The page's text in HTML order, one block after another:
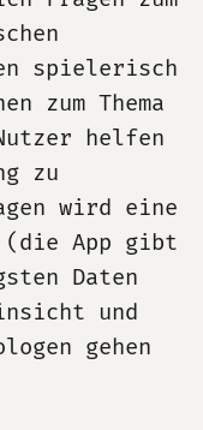
spielerisch
zum Thema
helfen
zu
wird eine
App gibt
Daten
und
gehen